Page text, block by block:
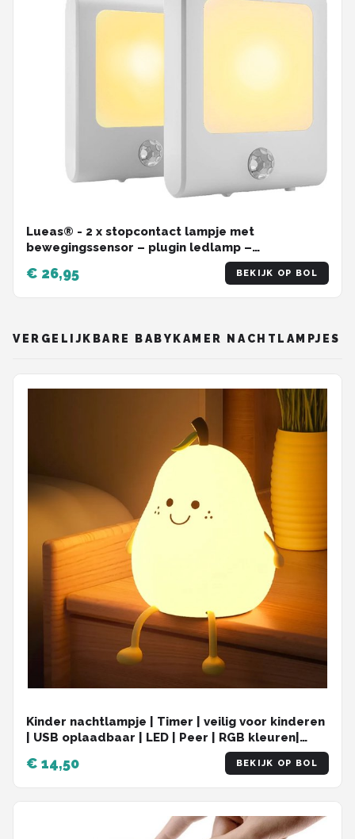
Lueas® - 2 x stopcontact lampje met
bewegingssensor – plugin ledlamp –
Nachtlampje - Kinderlampje - warm licht –
dimbaar
€ 26,95 BEKIJK OP BOL
VERGELIJKBARE BABYKAMER NACHTLAMPJES
Kinder nachtlampje | Timer | veilig voor kinderen
| USB oplaadbaar | LED | Peer | RGB kleuren|
Dimbaar | Babykamer verlichting
€ 14,50 BEKIJK OP BOL